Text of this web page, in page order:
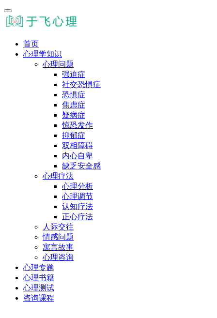
首页
心理学知识
心理问题
强迫症
社交恐惧症
恐惧症
焦虑症
疑病症
惊恐发作
抑郁症
双相障碍
内心自卑
缺乏安全感
心理疗法
心理分析
心理调节
认知疗法
正心疗法
人际交往
情感问题
寓言故事
心理咨询
心理专题
心理书籍
心理测试
咨询课程